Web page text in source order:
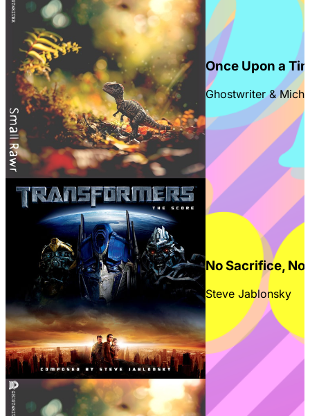
Once Upon a
Ghostwriter &
No Sacrifice,
Steve Jablonsky
en la parte superior derecha.